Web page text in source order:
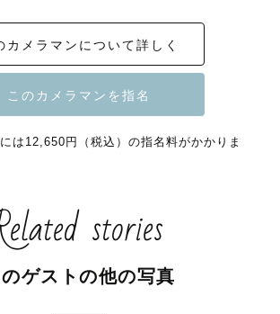
人のカメラマンの中から上位1％ラン
撮影お勧め⑤選！🌈
い雰囲気で撮影してほしい
内致します☺️0y3yのパパ、元学童ｽﾀｯﾌ
、子が人見知りで心配
自然に笑顔になれるような声掛けを心が
カメラマンについて詳しく
は12,650円（税込）の指名料がかかりま
stories
のゲストの他の写真